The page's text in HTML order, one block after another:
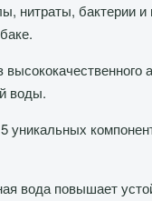
нитраты, бактерии
воды.
уникальных
вода повышает